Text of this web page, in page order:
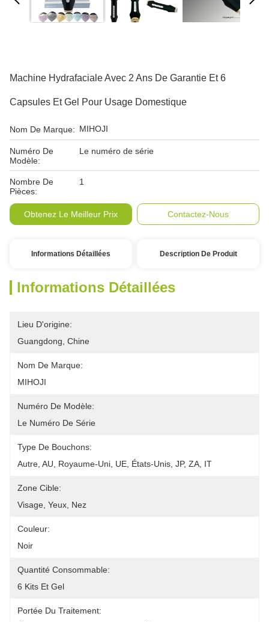
Machine Hydrafaciale Avec 2 Ans De Garantie Et 6
Capsules Et Gel Pour Usage Domestique
Nom De Marque: MIHOJI
Numéro De
Modèle:
Le numéro de série
Nombre De
Pièces:
1
Obtenez Le Meilleur Prix Contactez-Nous
Informations Détaillées Description De Produit
Informations Détaillées
Lieu D'origine:
Guangdong, Chine
Nom De Marque:
MIHOJI
Numéro De Modèle:
Le Numéro De Série
Type De Bouchons:
Autre, AU, Royaume-Uni, UE, États-Unis, JP, ZA, IT
Zone Cible:
Visage, Yeux, Nez
Couleur:
Noir
Quantité Consommable:
6 Kits Et Gel
Portée Du Traitement: